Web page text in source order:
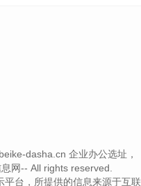
dasha.cn 企业办公选址，
网-- All rights reserved.
台，所提供的信息来源于互联